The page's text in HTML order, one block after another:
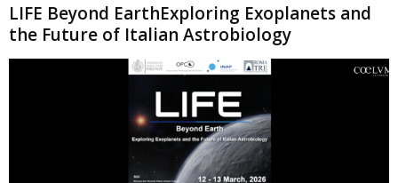
LIFE Beyond EarthExploring Exoplanets and
the Future of Italian Astrobiology